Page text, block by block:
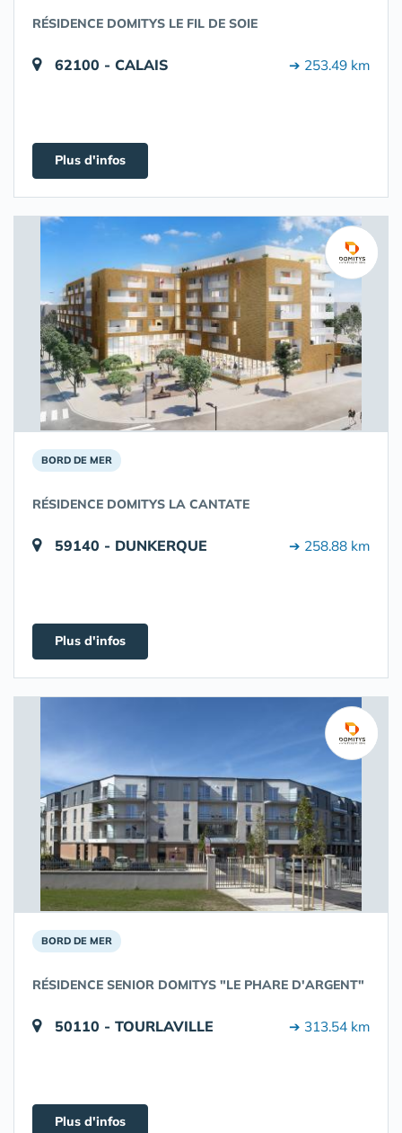
RÉSIDENCE DOMITYS LE FIL DE SOIE
62100 - CALAIS ➔ 253.49 km
Plus d'infos
BORD DE MER
RÉSIDENCE DOMITYS LA CANTATE
59140 - DUNKERQUE ➔ 258.88 km
Plus d'infos
BORD DE MER
RÉSIDENCE SENIOR DOMITYS "LE PHARE D'ARGENT"
50110 - TOURLAVILLE ➔ 313.54 km
Plus d'infos